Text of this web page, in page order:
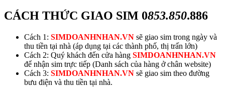
CÁCH THỨC GIAO SIM 0853.850.886
Cách 1: SIMDOANHNHAN.VN sẽ giao sim trong ngày và
thu tiền tại nhà (áp dụng tại các thành phố, thị trấn lớn)
Cách 2: Quý khách đến cửa hàng SIMDOANHNHAN.VN
để nhận sim trực tiếp (Danh sách của hàng ở chân website)
Cách 3: SIMDOANHNHAN.VN sẽ giao sim theo đường
bưu điện và thu tiền tại nhà.